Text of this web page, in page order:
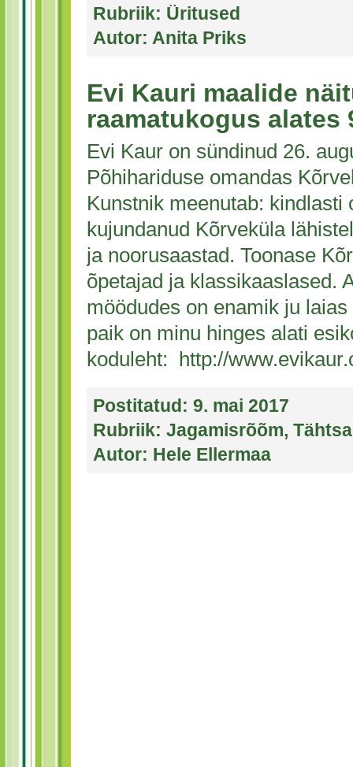
Rubriik: Üritused
Autor: Anita Priks
Evi Kauri maalide
raamatukogus alates
Evi Kaur on sündinud 26.
Põhihariduse omandas
Kunstnik meenutab: kindlasti
kujundanud Kõrveküla
ja noorusaastad. Toonase
õpetajad ja klassikaaslased.
möödudes on enamik ju
paik on minu hinges alati
koduleht: http://
Postitatud: 9. mai 2017
Rubriik: Jagamisrõõm,
Autor: Hele Ellermaa